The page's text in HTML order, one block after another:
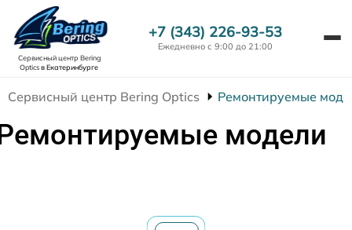
Сервисный центр Bering
Opticsв Екатеринбурге
+7 (343) 226-93-53
Ежедневно с 9:00 до 21:00
Сервисный центр Bering Optics Ремонтируемые
модели